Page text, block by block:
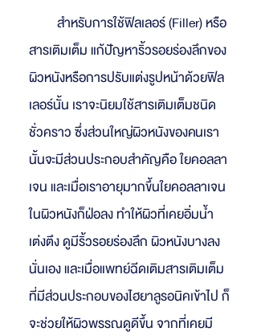
สำหรับการใช้ฟิลเลอร์ (Filler) หรือ
สารเติมเต็ม แก้ปัญหาริ้วรอยร่องลึกของ
ผิวหนังหรือการปรับแต่งรูปหน้าด้วยฟิล
เลอร์นั้น เราจะนิยมใช้สารเติมเต็มชนิด
ชั่วคราว ซึ่งส่วนใหญ่ผิวหนังของคนเรา
นั้นจะมีส่วนประกอบสำคัญคือ ใยคอลลา
เจน และเมื่อเราอายุมากขึ้นใยคอลลาเจน
ในผิวหนังก็ฝ่อลง ทำให้ผิวที่เคยอิ่มน้ำ
เต่งตึง ดูมีริ้วรอยร่องลึก ผิวหนังบางลง
นั่นเอง และเมื่อแพทย์ฉีดเติมสารเติมเต็ม
ที่มีส่วนประกอบของไฮยาลูรอนิคเข้าไป ก็
จะช่วยให้ผิวพรรณดูดีขึ้น จากที่เคยมี